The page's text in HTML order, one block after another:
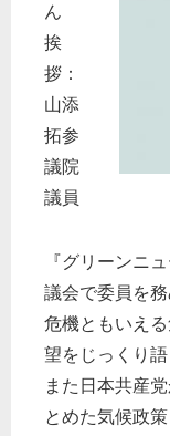
ん
挨
拶：
山添
拓参
議院
議員
『グリーンニ
議会で委員を
危機ともいえ
望をじっくり語
また日本共産
とめた気候政